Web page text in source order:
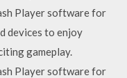
Player software for
devices to enjoy
gameplay.
Player software for